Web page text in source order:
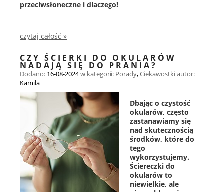
przeciwsłoneczne i dlaczego!
czytaj całość »
CZY ŚCIERKI DO OKULARÓW
NADAJĄ SIĘ DO PRANIA?
Dodano: 16-08-2024w kategorii: Porady,Ciekawostkiautor:
Kamila
Dbając o czystość
okularów, często
zastanawiamy się
nad skutecznością
środków, które do
tego
wykorzystujemy.
Ściereczki do
okularów to
niewielkie, ale